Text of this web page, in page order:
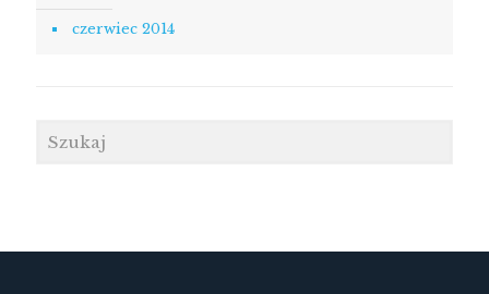
czerwiec 2014